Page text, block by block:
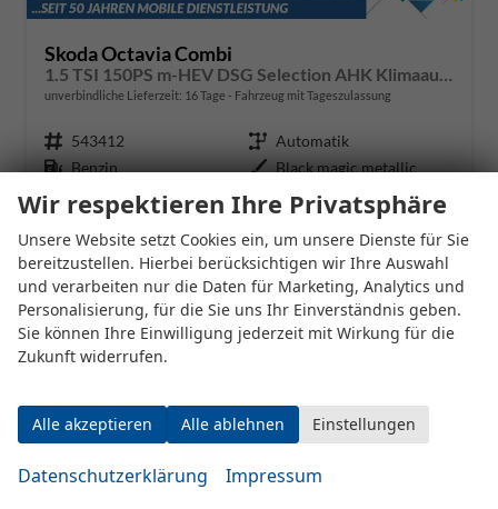
Skoda Octavia Combi
unverbindliche Lieferzeit: 16 Tage Fahrzeug mit Tageszulassung
Fahrzeugnr. 543412 Getriebe Automatik
Kraftstoff Benzin Außenfarbe Black magic metallic
110 kW (150 PS)
2 km
19.05.2026
35.619,– €
incl. 19% MwSt.
Details
Verbrauch kombiniert:5,50 l/100km
CO2-Klasse: D
CO2 -Emissionen:
Datensätze pro Seite:
Wir respektieren Ihre Privatsphäre
Unsere Website setzt Cookies ein, um unsere Dienste für Sie
bereitzustellen. Hierbei berücksichtigen wir Ihre Auswahl
und verarbeiten nur die Daten für Marketing, Analytics und
Personalisierung, für die Sie uns Ihr Einverständnis geben.
Sie können Ihre Einwilligung jederzeit mit Wirkung für die
Zukunft widerrufen.
Alle akzeptieren Alle ablehnen Einstellungen
Datenschutzerklärung Impressum